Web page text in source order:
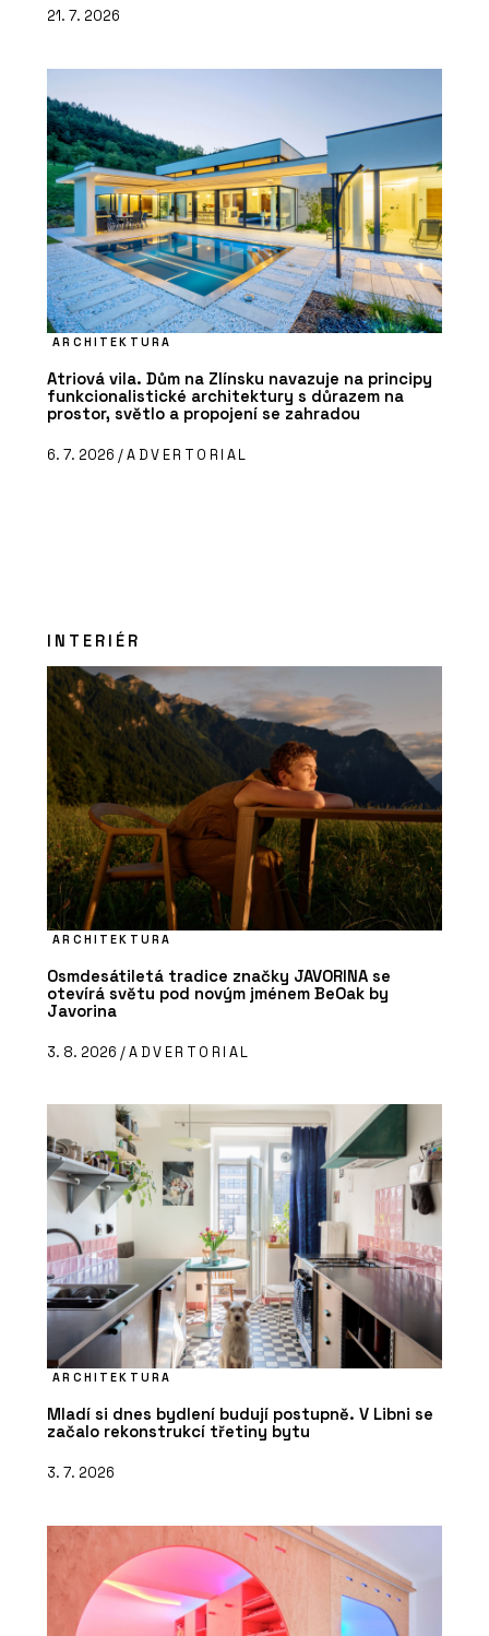
21. 7. 2026
ARCHITEKTURA
Atriová vila. Dům na Zlínsku navazuje na principy
funkcionalistické architektury s důrazem na
prostor, světlo a propojení se zahradou
6. 7. 2026 /ADVERTORIAL
INTERIÉR
ARCHITEKTURA
Osmdesátiletá tradice značky JAVORINA se
otevírá světu pod novým jménem BeOak by
Javorina
3. 8. 2026 /ADVERTORIAL
ARCHITEKTURA
Mladí si dnes bydlení budují postupně. V Libni se
začalo rekonstrukcí třetiny bytu
3. 7. 2026